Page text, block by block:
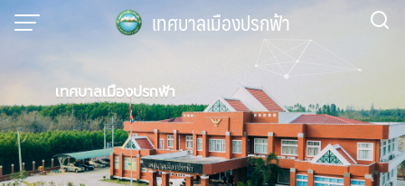
Skip
เทศบาลเมืองปรกฟ้า
เทศบาลเมืองปรกฟ้า